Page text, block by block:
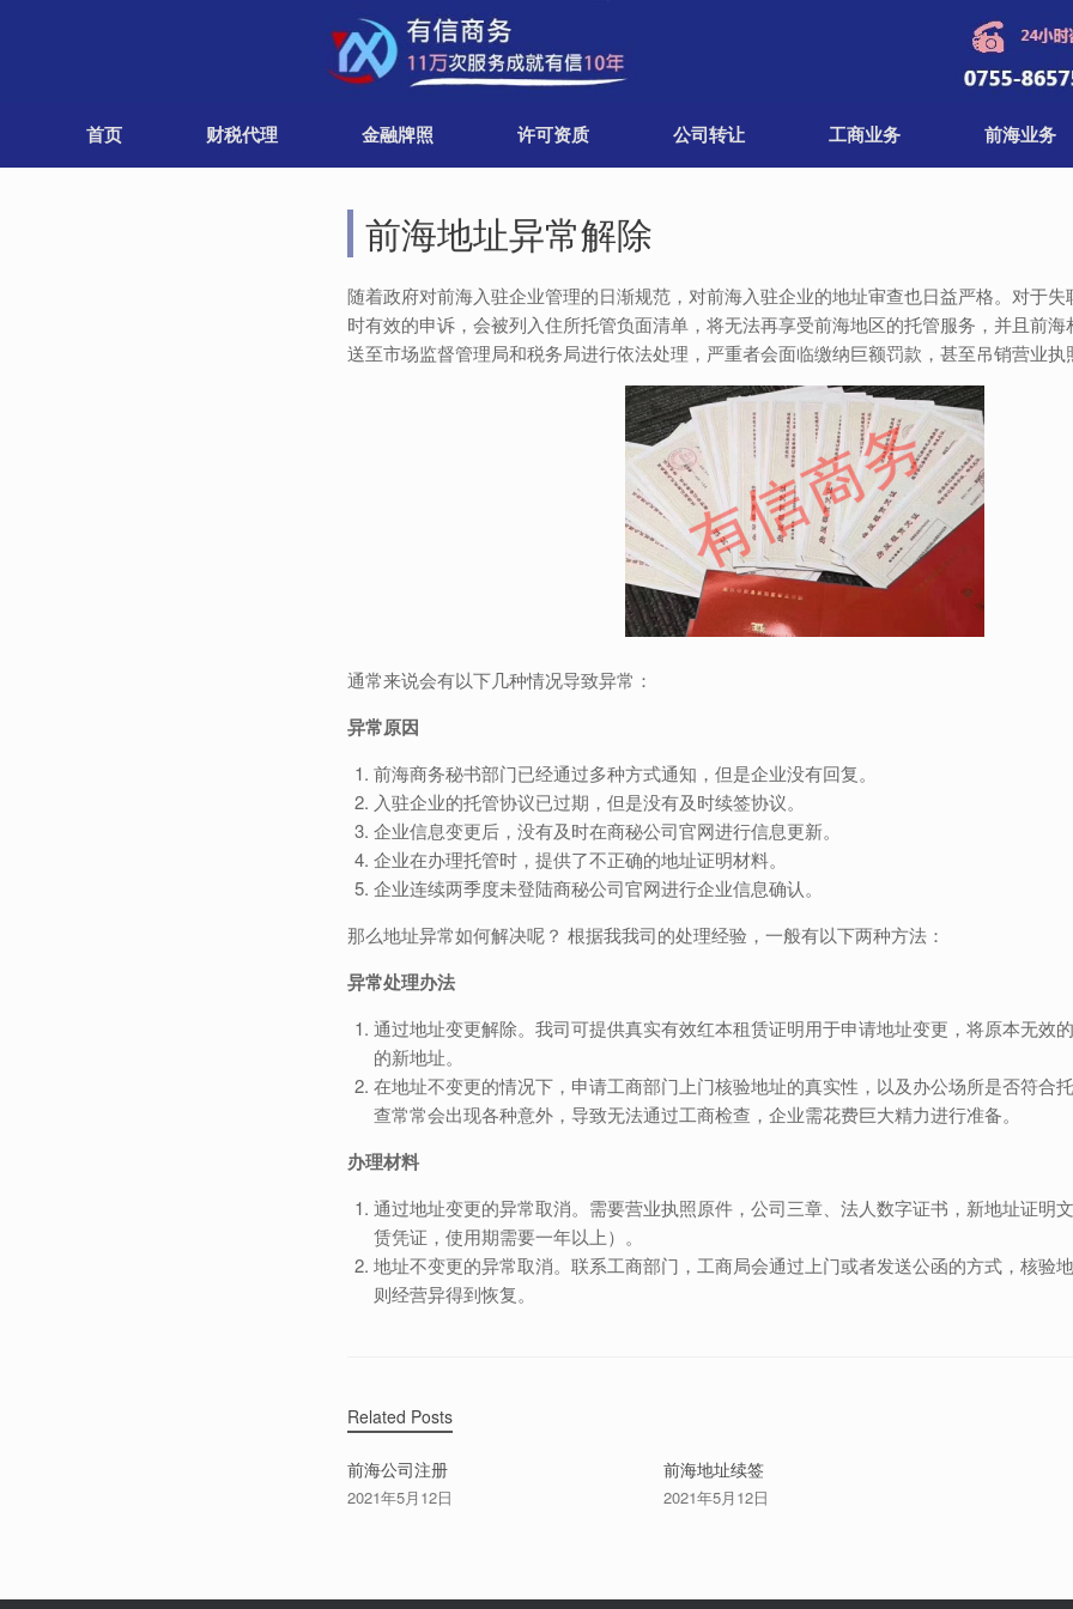
首页 财税代理 金融牌照 许可资质 公司转让 工商业务 前海业务
前海地址异常解除
随着政府对前海入驻企业管理的日渐规范，对前海入驻企业的地址审查也日益严格。对于失
时有效的申诉，会被列入住所托管负面清单，将无法再享受前海地区的托管服务，并且前
送至市场监督管理局和税务局进行依法处理，严重者会面临缴纳巨额罚款，甚至吊销营业执
通常来说会有以下几种情况导致异常：
异常原因
前海商务秘书部门已经通过多种方式通知，但是企业没有回复。
入驻企业的托管协议已过期，但是没有及时续签协议。
企业信息变更后，没有及时在商秘公司官网进行信息更新。
企业在办理托管时，提供了不正确的地址证明材料。
企业连续两季度未登陆商秘公司官网进行企业信息确认。
那么地址异常如何解决呢？ 根据我我司的处理经验，一般有以下两种方法：
异常处理办法
通过地址变更解除。我司可提供真实有效红本租赁证明用于申请地址变更，将原本无效
的新地址。
在地址不变更的情况下，申请工商部门上门核验地址的真实性，以及办公场所是否符合
查常常会出现各种意外，导致无法通过工商检查，企业需花费巨大精力进行准备。
办理材料
通过地址变更的异常取消。需要营业执照原件，公司三章、法人数字证书，新地址证明
赁凭证，使用期需要一年以上）。
地址不变更的异常取消。联系工商部门，工商局会通过上门或者发送公函的方式，核验
则经营异得到恢复。
Related Posts
前海公司注册
2021年5月12日
前海地址续签
2021年5月12日